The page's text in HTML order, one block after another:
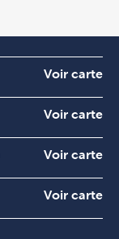
Voir carte
Voir carte
Voir carte
Voir carte